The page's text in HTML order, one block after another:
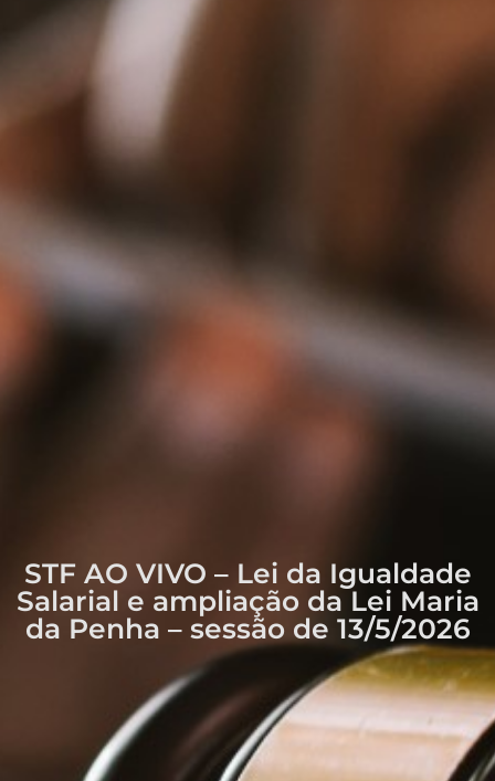
STF AO VIVO – Lei da Igualdade
Salarial e ampliação da Lei Maria
da Penha – sessão de 13/5/2026